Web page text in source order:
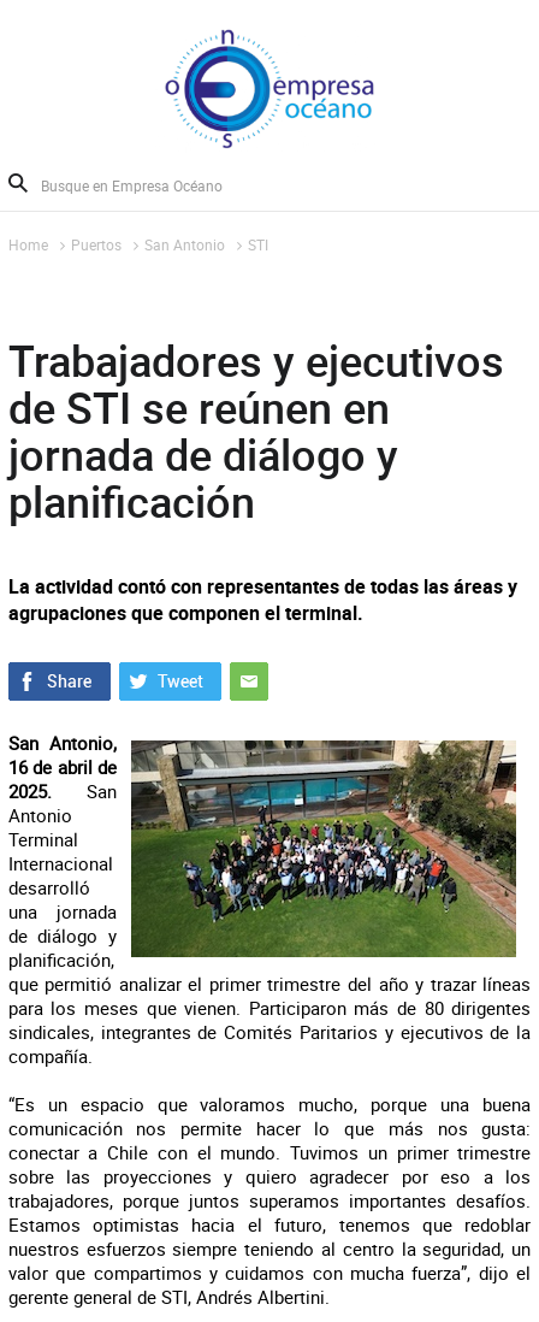
Home Puertos San Antonio STI
Trabajadores y ejecutivos
de STI se reúnen en
jornada de diálogo y
planificación
La actividad contó con representantes de todas las áreas y
agrupaciones que componen el terminal.
San Antonio,
16 de abril de
2025.
San
Antonio
Terminal
Internacional
desarrolló
una jornada
de diálogo y
planificación,
que permitió analizar el primer trimestre del año y trazar líneas
para los meses que vienen. Participaron más de 80 dirigentes
sindicales, integrantes de Comités Paritarios y ejecutivos de la
compañía.
“Es un espacio que valoramos mucho, porque una buena
comunicación nos permite hacer lo que más nos gusta:
conectar a Chile con el mundo. Tuvimos un primer trimestre
sobre las proyecciones y quiero agradecer por eso a los
trabajadores, porque juntos superamos importantes desafíos.
Estamos optimistas hacia el futuro, tenemos que redoblar
nuestros esfuerzos siempre teniendo al centro la seguridad, un
valor que compartimos y cuidamos con mucha fuerza”, dijo el
gerente general de STI, Andrés Albertini.